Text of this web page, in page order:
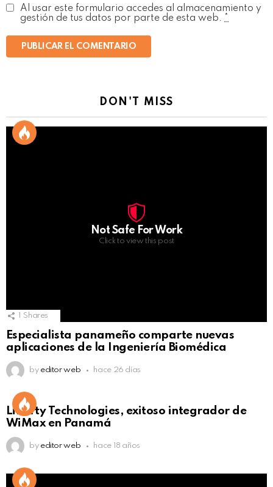
Al usar este formulario accedes al almacenamiento y
gestión de tus datos por parte de esta web. *
DON'T MISS
Not Safe For Work
Click to view this post
Shares
Especialista panameño comparte nuevas
aplicaciones de la Ingeniería Biomédica
by editor web hace 26 días
Liberty Technologies, exitoso integrador de
WiMax en Panamá
by editor web hace 18 años